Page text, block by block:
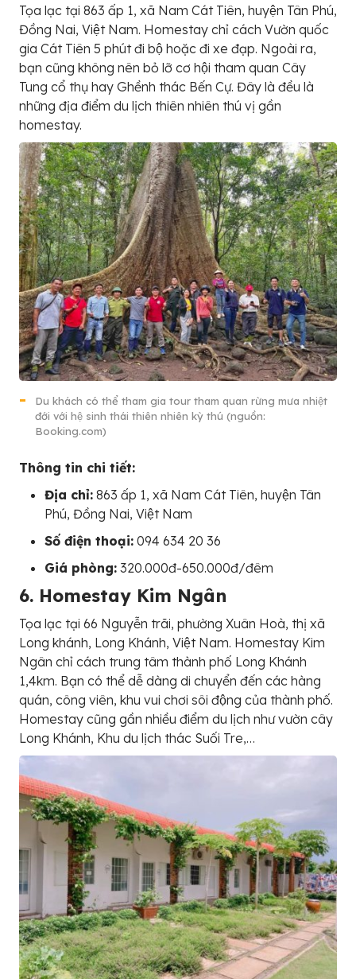
Tọa lạc tại 863 ấp 1, xã Nam Cát Tiên, huyện Tân Phú,
Đồng Nai, Việt Nam. Homestay chỉ cách Vườn quốc
gia Cát Tiên 5 phút đi bộ hoặc đi xe đạp. Ngoài ra,
bạn cũng không nên bỏ lỡ cơ hội tham quan Cây
Tung cổ thụ hay Ghềnh thác Bến Cự. Đây là đều là
những địa điểm du lịch thiên nhiên thú vị gần
homestay.
Du khách có thể tham gia tour tham quan rừng mưa nhiệt
đới với hệ sinh thái thiên nhiên kỳ thú (nguồn:
Booking.com)
Thông tin chi tiết:
Địa chỉ: 863 ấp 1, xã Nam Cát Tiên, huyện Tân
Phú, Đồng Nai, Việt Nam
Số điện thoại: 094 634 20 36
Giá phòng: 320.000đ-650.000đ/đêm
6. Homestay Kim Ngân
Tọa lạc tại 66 Nguyễn trãi, phường Xuân Hoà, thị xã
Long khánh, Long Khánh, Việt Nam. Homestay Kim
Ngân chỉ cách trung tâm thành phố Long Khánh
1,4km. Bạn có thể dễ dàng di chuyển đến các hàng
quán, công viên, khu vui chơi sôi động của thành phố.
Homestay cũng gần nhiều điểm du lịch như vườn cây
Long Khánh, Khu du lịch thác Suối Tre,…